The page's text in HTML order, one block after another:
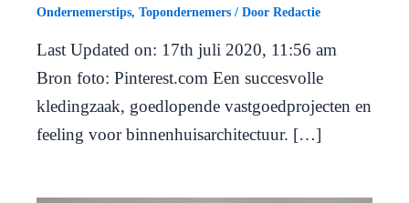
Ondernemerstips, Topondernemers / Door Redactie
Last Updated on: 17th juli 2020, 11:56 am
Bron foto: Pinterest.com Een succesvolle
kledingzaak, goedlopende vastgoedprojecten en
feeling voor binnenhuisarchitectuur. […]